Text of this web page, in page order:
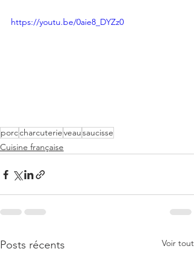
https://youtu.be/0aie8_DYZz0
porccharcuterieveausaucisse
Cuisine française
Posts récents Voir tout